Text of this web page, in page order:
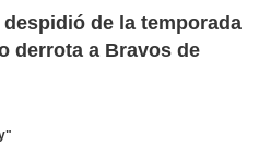
de la temporada
derrota a Bravos de